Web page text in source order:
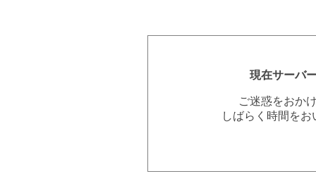
現在サーバ
ご迷惑をおか
しばらく時間を